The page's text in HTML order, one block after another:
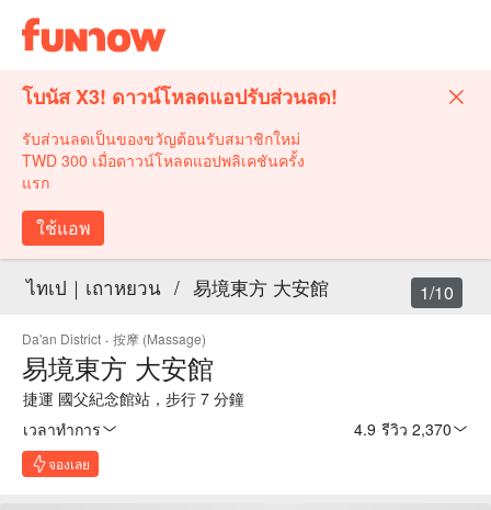
โบนัส X3! ดาวน์โหลดแอปรับส่วนลด!
รับส่วนลดเป็นของขวัญต้อนรับสมาชิกใหม่
TWD 300 เมื่อดาวน์โหลดแอปพลิเคชันครั้ง
แรก
ใช้แอพ
ไทเป｜เถาหยวน / 易境東方 大安館
Da'an District · 按摩 (Massage)
易境東方 大安館
捷運 國父紀念館站，步行 7 分鐘
เวลาทำการ
4.9 รีวิว 2,370
จองเลย
1/10